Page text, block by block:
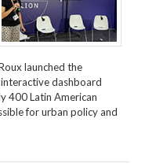
launched the
dashboard
400 Latin American
for urban policy and